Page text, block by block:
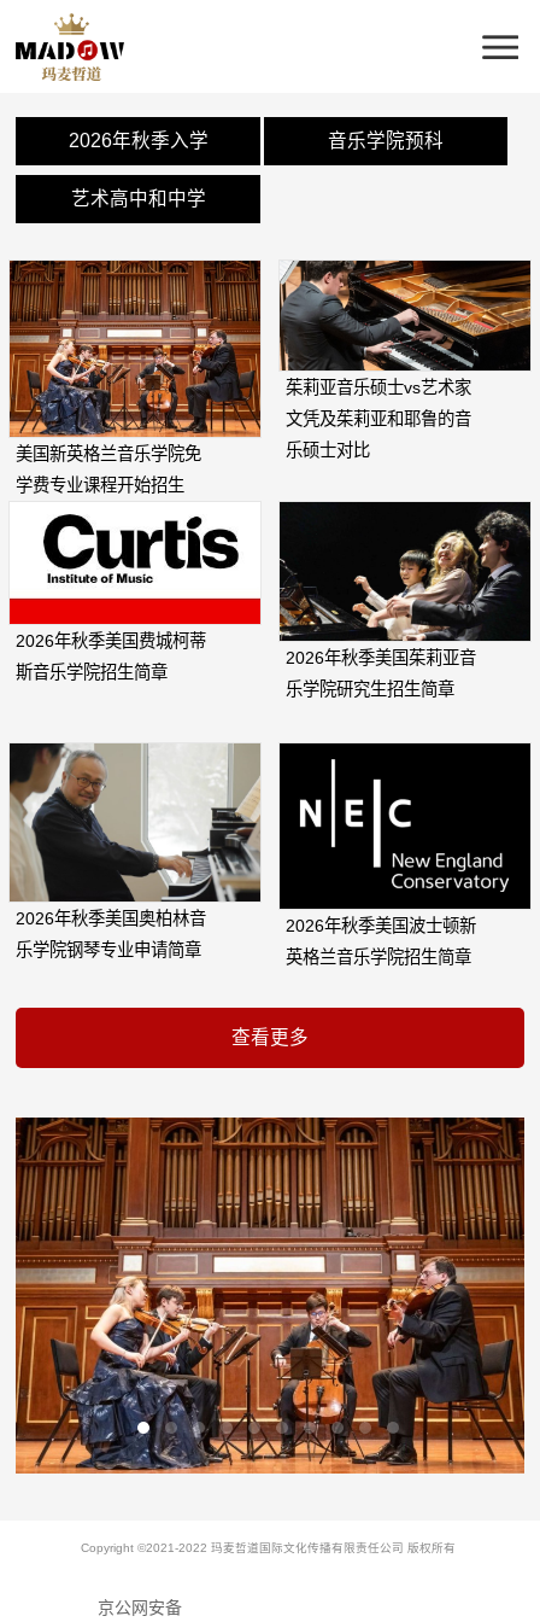
2026年秋季入学 音乐学院预科
艺术高中和中学
美国新英格兰音乐学院免
学费专业课程开始招生
茱莉亚音乐硕士vs艺术家
文凭及茱莉亚和耶鲁的音
乐硕士对比
2026年秋季美国费城柯蒂
斯音乐学院招生简章
2026年秋季美国茱莉亚音
乐学院研究生招生简章
2026年秋季美国奥柏林音
乐学院钢琴专业申请简章
2026年秋季美国波士顿新
英格兰音乐学院招生简章
Copyright ©2021-2022 玛麦哲道国际文化传播有限责任公司 版权所有
京公网安备